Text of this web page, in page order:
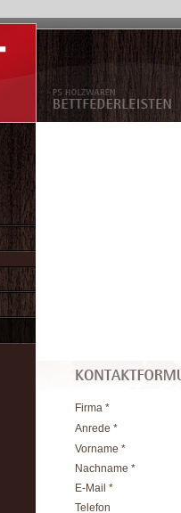
Firma *
Anrede *
Vorname *
Nachname *
E-Mail *
Telefon